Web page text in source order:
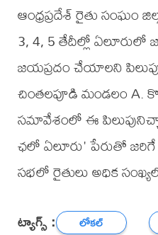
ఆంధ్రప్రదేశ్ రైతు సంఘం
3, 4, 5 తేదీల్లో ఏలూరులో
జయప్రదం చేయాలని
చింతలపూడి మండలం A.
సమావేశంలో ఈ
ఛలో ఏలూరు' పేరుతో జరిగే
సభలో రైతులు అధిక
ట్యాగ్స్ : లోకల్